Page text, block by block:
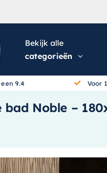
Bekijk alle
categorieën
9.4 Voor
Noble –